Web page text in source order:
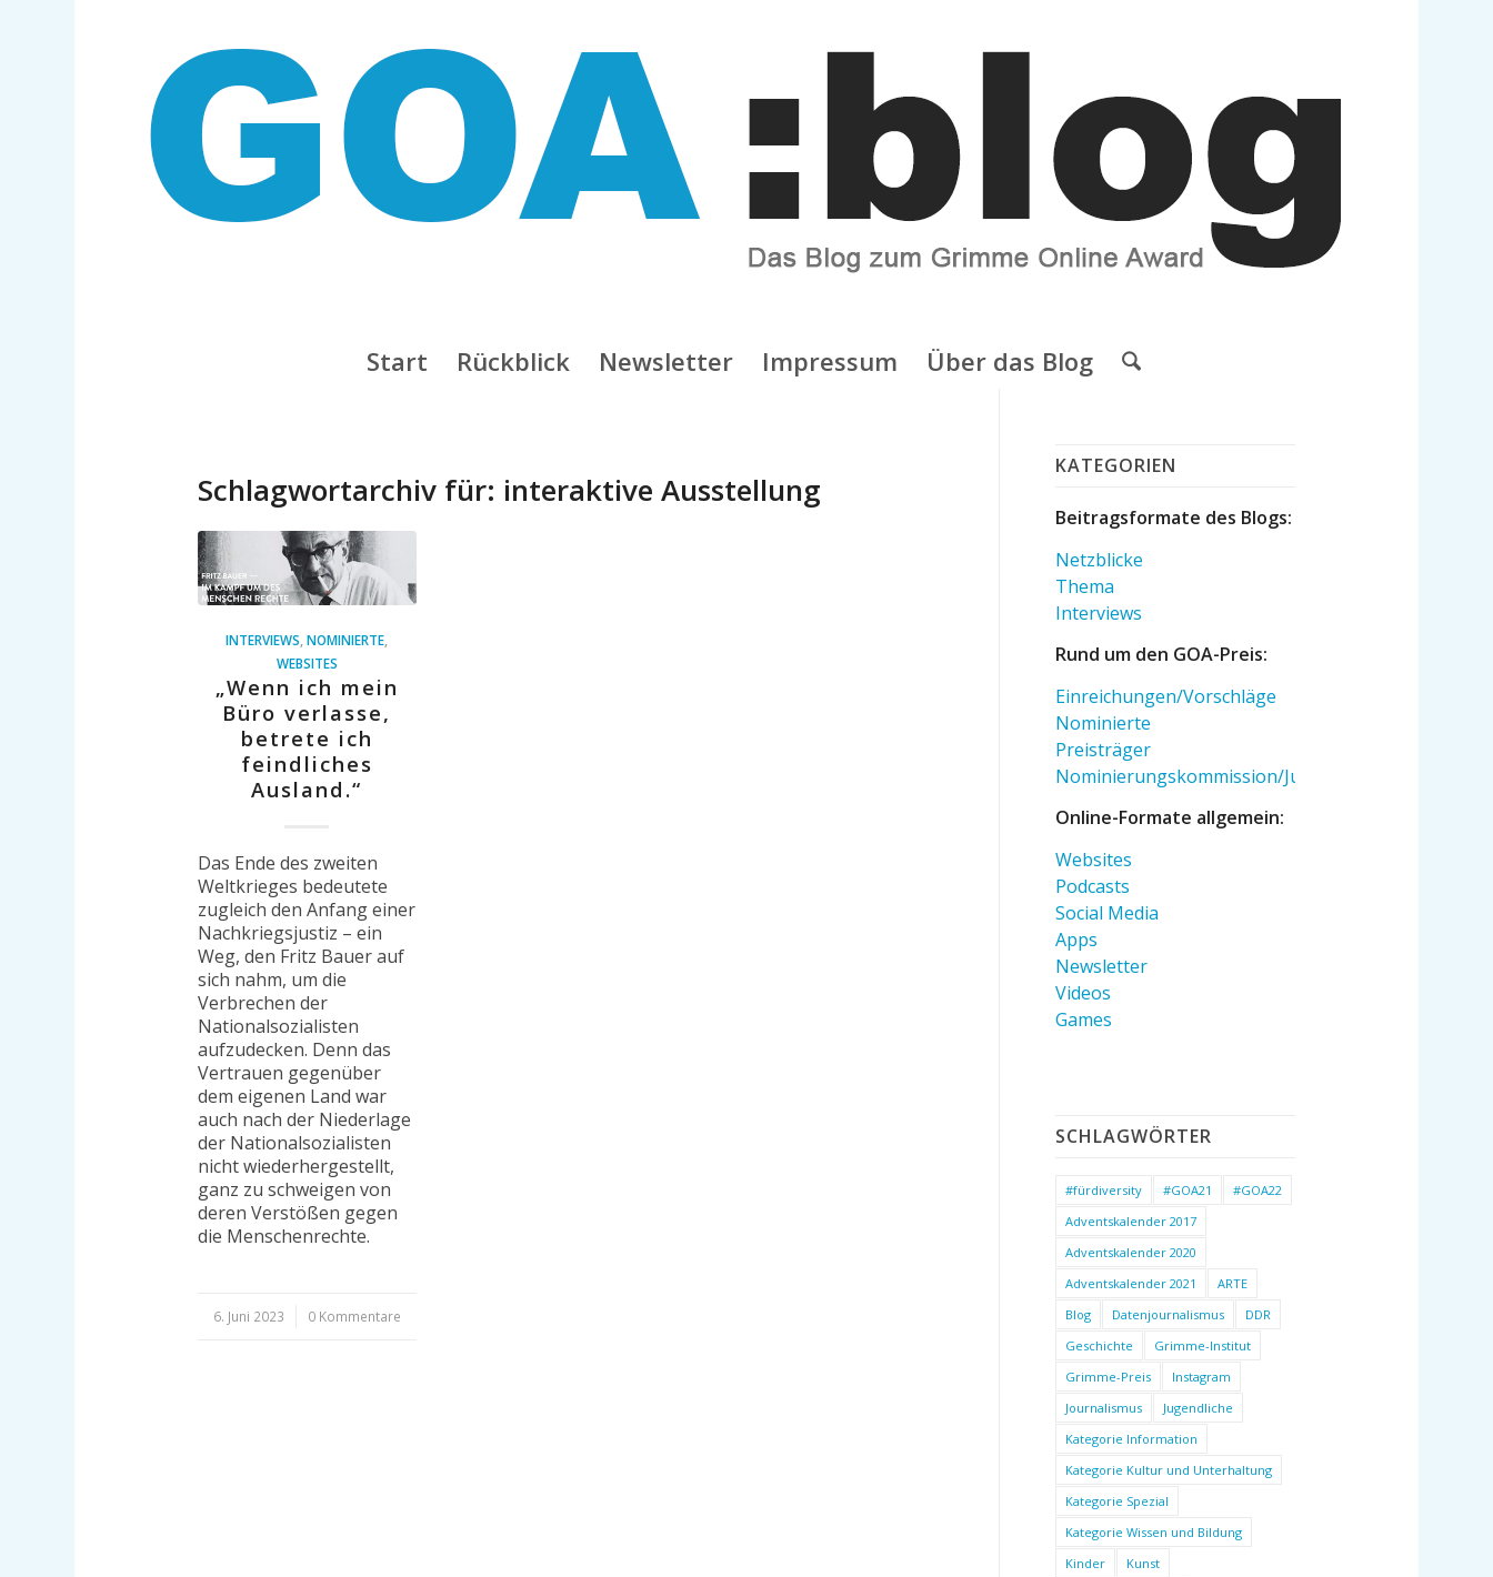
Start Rückblick Newsletter Impressum Über das Blog
Schlagwortarchiv für: interaktive Ausstellung
INTERVIEWS ,NOMINIERTE
WEBSITES
„Wenn ich mein
Büro verlasse,
betrete ich
feindliches
Ausland.“
Das Ende des zweiten
Weltkrieges bedeutete
zugleich den Anfang einer
Nachkriegsjustiz – ein
Weg, den Fritz Bauer auf
sich nahm, um die
Verbrechen der
Nationalsozialisten
aufzudecken. Denn das
Vertrauen gegenüber
dem eigenen Land war
auch nach der Niederlage
der Nationalsozialisten
nicht wiederhergestellt,
ganz zu schweigen von
deren Verstößen gegen
die Menschenrechte.
6. Juni 2023 0 Kommentare
KATEGORIEN
Beitragsformate des Blogs:
Netzblicke
Thema
Interviews
Rund um den GOA-Preis:
Einreichungen/Vorschläge
Nominierte
Preisträger
Nominierungskommission/Jury
Online-Formate allgemein:
Websites
Podcasts
Social Media
Apps
Newsletter
Videos
Games
SCHLAGWÖRTER
#fürdiversity #GOA21
#GOA22
Adventskalender 2017
Adventskalender 2020
Adventskalender 2021
ARTE
Blog
Datenjournalismus
DDR
Geschichte
Grimme-Institut
Grimme-Preis
Instagram
Journalismus
Jugendliche
Kategorie Information
Kategorie Kultur und Unterhaltung
Kategorie Spezial
Kategorie Wissen und Bildung
Kinder
Kunst